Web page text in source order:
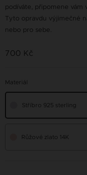
podíváte, připomene vám
Tyto opravdu výjimečné
nebo pro sebe.
700 Kč
Materiál
Stříbro 925 sterling
Růžové zlato 14K